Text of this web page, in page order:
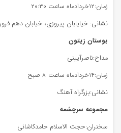
زمان:۱۲خردادماه ساعت ۲۰:۳۰
نشانی: خیایابان پیروزی، خیابان دهم
بوستان زیتون
مداح:ناصرآیینی
زمان:۱۴خردادماه ساعت ۸ صبح
نشانی:بزرگراه آهنگ
مجموعه سرچشمه
سخنران:حجت الاسلام حامدکاشانی